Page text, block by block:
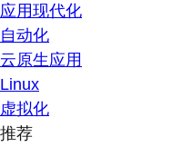
应用现代化
自动化
云原生应用
Linux
虚拟化
推荐